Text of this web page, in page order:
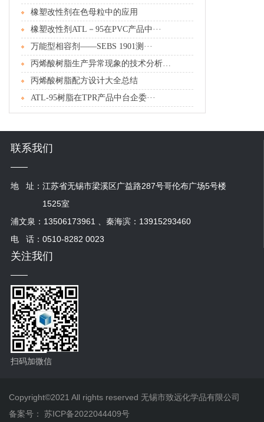
橡塑改性剂在色母粒中的应用
橡塑改性剂ATL－95在PVC产品中···
万能型相容剂――SEBS 1901测···
丙烯酸树脂配方设计大全总结
ATL-95树脂在TPR产品中台企委···
联系我们
地 址： 江苏省无锡市梁溪区广益路287号哥伦布广场5号楼
1525室
浦文泉：13506173961 、秦海滨：13915293460
电 话：0510-8282 0023
关注我们
扫码加微信
Copyright©2021 All rights reserved 无锡市致远化学品有限公司
备案号：
苏ICP备2022044409号